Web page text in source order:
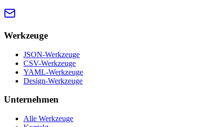
Werkzeuge
JSON-Werkzeuge
CSV-Werkzeuge
YAML-Werkzeuge
Design-Werkzeuge
Unternehmen
Alle Werkzeuge